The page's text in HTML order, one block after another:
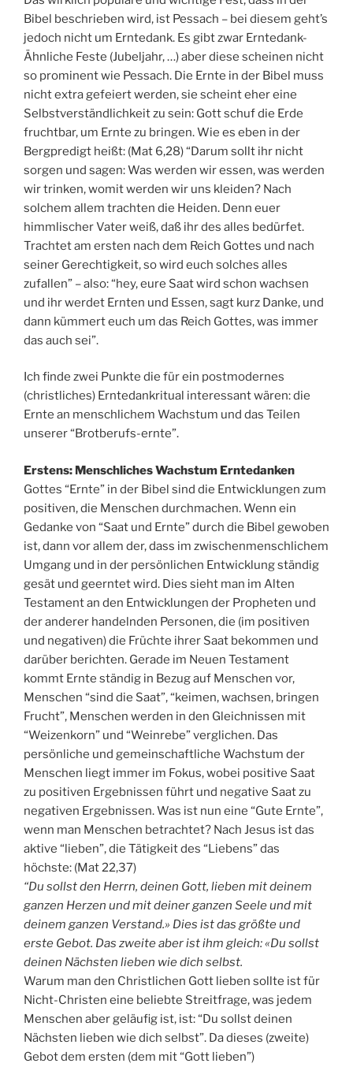
Bibel beschrieben wird, ist Pessach – bei diesem geht’s
jedoch nicht um Erntedank. Es gibt zwar Erntedank-
Ähnliche Feste (Jubeljahr, …) aber diese scheinen nicht
so prominent wie Pessach. Die Ernte in der Bibel muss
nicht extra gefeiert werden, sie scheint eher eine
Selbstverständlichkeit zu sein: Gott schuf die Erde
fruchtbar, um Ernte zu bringen. Wie es eben in der
Bergpredigt heißt: (Mat 6,28) “Darum sollt ihr nicht
sorgen und sagen: Was werden wir essen, was werden
wir trinken, womit werden wir uns kleiden? Nach
solchem allem trachten die Heiden. Denn euer
himmlischer Vater weiß, daß ihr des alles bedürfet.
Trachtet am ersten nach dem Reich Gottes und nach
seiner Gerechtigkeit, so wird euch solches alles
zufallen” – also: “hey, eure Saat wird schon wachsen
und ihr werdet Ernten und Essen, sagt kurz Danke, und
dann kümmert euch um das Reich Gottes, was immer
das auch sei”.
Ich finde zwei Punkte die für ein postmodernes
(christliches) Erntedankritual interessant wären: die
Ernte an menschlichem Wachstum und das Teilen
unserer “Brotberufs-ernte”.
Erstens: Menschliches Wachstum Erntedanken
Gottes “Ernte” in der Bibel sind die Entwicklungen zum
positiven, die Menschen durchmachen. Wenn ein
Gedanke von “Saat und Ernte” durch die Bibel gewoben
ist, dann vor allem der, dass im zwischenmenschlichem
Umgang und in der persönlichen Entwicklung ständig
gesät und geerntet wird. Dies sieht man im Alten
Testament an den Entwicklungen der Propheten und
der anderer handelnden Personen, die (im positiven
und negativen) die Früchte ihrer Saat bekommen und
darüber berichten. Gerade im Neuen Testament
kommt Ernte ständig in Bezug auf Menschen vor,
Menschen “sind die Saat”, “keimen, wachsen, bringen
Frucht”, Menschen werden in den Gleichnissen mit
“Weizenkorn” und “Weinrebe” verglichen. Das
persönliche und gemeinschaftliche Wachstum der
Menschen liegt immer im Fokus, wobei positive Saat
zu positiven Ergebnissen führt und negative Saat zu
negativen Ergebnissen. Was ist nun eine “Gute Ernte”,
wenn man Menschen betrachtet? Nach Jesus ist das
aktive “lieben”, die Tätigkeit des “Liebens” das
höchste: (Mat 22,37)
“Du sollst den Herrn, deinen Gott, lieben mit deinem
ganzen Herzen und mit deiner ganzen Seele und mit
deinem ganzen Verstand.» Dies ist das größte und
erste Gebot. Das zweite aber ist ihm gleich: «Du sollst
deinen Nächsten lieben wie dich selbst.
Warum man den Christlichen Gott lieben sollte ist für
Nicht-Christen eine beliebte Streitfrage, was jedem
Menschen aber geläufig ist, ist: “Du sollst deinen
Nächsten lieben wie dich selbst”. Da dieses (zweite)
Gebot dem ersten (dem mit “Gott lieben”)